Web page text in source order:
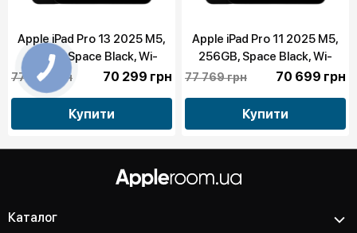
Apple iPad Pro 13 2025 M5,
512GB, Space Black, Wi-
Fi+LTE (ME7Y4)
77 329 грн 70 299 грн
Купити
Apple iPad Pro 11 2025 M5,
256GB, Space Black, Wi-
Fi+LTE (ME2N4)
77 769 грн 70 699 грн
Купити
Каталог